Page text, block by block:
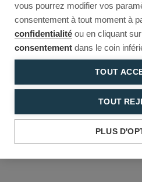
vous pourrez modifier vos
consentement à tout moment à
confidentialité ou en cliquant
consentement dans le coin
TOUT
TOUT
PLUS